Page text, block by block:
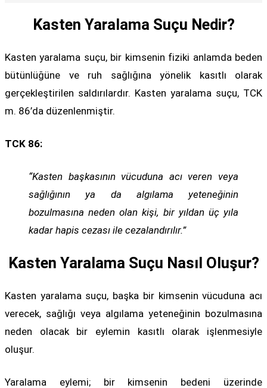
Kasten Yaralama Suçu Nedir?
Kasten yaralama suçu, bir kimsenin fiziki anlamda beden
bütünlüğüne ve ruh sağlığına yönelik kasıtlı olarak
gerçekleştirilen saldırılardır. Kasten yaralama suçu, TCK
m. 86’da düzenlenmiştir.
TCK 86:
“Kasten başkasının vücuduna acı veren veya
sağlığının ya da algılama yeteneğinin
bozulmasına neden olan kişi, bir yıldan üç yıla
kadar hapis cezası ile cezalandırılır.”
Kasten Yaralama Suçu Nasıl Oluşur?
Kasten yaralama suçu, başka bir kimsenin vücuduna acı
verecek, sağlığı veya algılama yeteneğinin bozulmasına
neden olacak bir eylemin kasıtlı olarak işlenmesiyle
oluşur.
Yaralama eylemi; bir kimsenin bedeni üzerinde